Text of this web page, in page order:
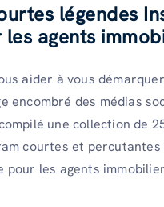
légendes
les agents
aider à vous
encombré des médias
une collection de
courtes et percutantes
pour les agents